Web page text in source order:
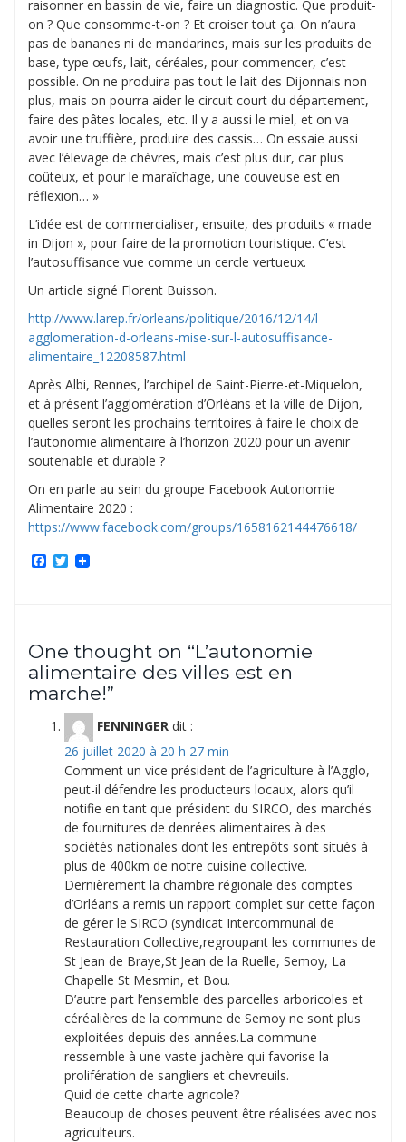
raisonner en bassin de vie, faire un diagnostic. Que produit-
on ? Que consomme-t-on ? Et croiser tout ça. On n’aura
pas de bananes ni de mandarines, mais sur les produits de
base, type œufs, lait, céréales, pour commencer, c’est
possible. On ne produira pas tout le lait des Dijonnais non
plus, mais on pourra aider le circuit court du département,
faire des pâtes locales, etc. Il y a aussi le miel, et on va
avoir une truffière, produire des cassis… On essaie aussi
avec l’élevage de chèvres, mais c’est plus dur, car plus
coûteux, et pour le maraîchage, une couveuse est en
réflexion… »
L’idée est de commercialiser, ensuite, des produits « made
in Dijon », pour faire de la promotion touristique. C’est
l’autosuffisance vue comme un cercle vertueux.
Un article signé Florent Buisson.
http://www.larep.fr/orleans/politique/2016/12/14/l-
agglomeration-d-orleans-mise-sur-l-autosuffisance-
alimentaire_12208587.html
Après Albi, Rennes, l’archipel de Saint-Pierre-et-Miquelon,
et à présent l’agglomération d’Orléans et la ville de Dijon,
quelles seront les prochains territoires à faire le choix de
l’autonomie alimentaire à l’horizon 2020 pour un avenir
soutenable et durable ?
On en parle au sein du groupe Facebook Autonomie
Alimentaire 2020 :
https://www.facebook.com/groups/1658162144476618/
Facebook
Twitter
One thought on “L’autonomie
alimentaire des villes est en
marche!”
FENNINGER dit :
26 juillet 2020 à 20 h 27 min
Comment un vice président de l’agriculture à l’Agglo,
peut-il défendre les producteurs locaux, alors qu’il
notifie en tant que président du SIRCO, des marchés
de fournitures de denrées alimentaires à des
sociétés nationales dont les entrepôts sont situés à
plus de 400km de notre cuisine collective.
Dernièrement la chambre régionale des comptes
d’Orléans a remis un rapport complet sur cette façon
de gérer le SIRCO (syndicat Intercommunal de
Restauration Collective,regroupant les communes de
St Jean de Braye,St Jean de la Ruelle, Semoy, La
Chapelle St Mesmin, et Bou.
D’autre part l’ensemble des parcelles arboricoles et
céréalières de la commune de Semoy ne sont plus
exploitées depuis des années.La commune
ressemble à une vaste jachère qui favorise la
prolifération de sangliers et chevreuils.
Quid de cette charte agricole?
Beaucoup de choses peuvent être réalisées avec nos
agriculteurs.